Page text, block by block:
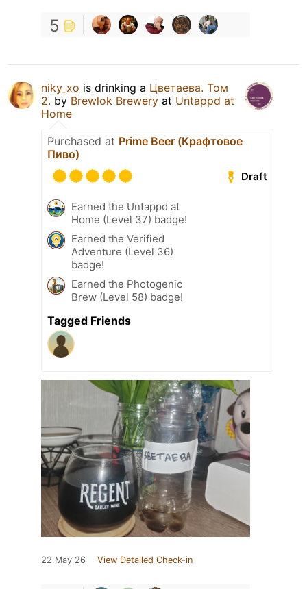
5
niky_xo is drinking a Цветаева. Том
2. by Brewlok Brewery at Untappd at
Home
Purchased at Prime Beer (Крафтовое
Пиво)
Draft
Earned the Untappd at
Home (Level 37) badge!
Earned the Verified
Adventure (Level 36)
badge!
Earned the Photogenic
Brew (Level 58) badge!
Tagged Friends
22 May 26 View Detailed Check-in